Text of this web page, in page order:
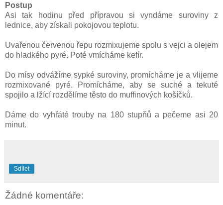
Postup
Asi tak hodinu před přípravou si vyndáme suroviny z
lednice, aby získali pokojovou teplotu.
Uvařenou červenou řepu rozmixujeme spolu s vejci a olejem
do hladkého pyré. Poté vmícháme kefír.
Do mísy odvážíme sypké suroviny, promícháme je a vlijeme
rozmixované pyré. Promícháme, aby se suché a tekuté
spojilo a lžící rozdělíme těsto do muffinových košíčků.
Dáme do vyhřáté trouby na 180 stupňů a pečeme asi 20
minut.
Sdílet
Žádné komentáře: